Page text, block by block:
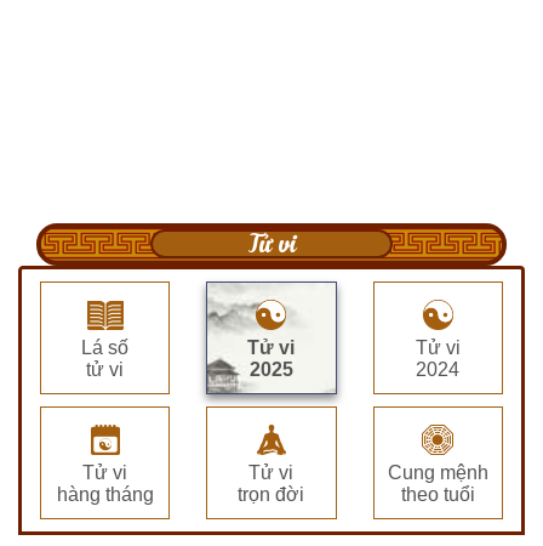
Tử vi
Lá số
tử vi
Tử vi
2025
Tử vi
2024
Tử vi
hàng tháng
Tử vi
trọn đời
Cung mệnh
theo tuổi